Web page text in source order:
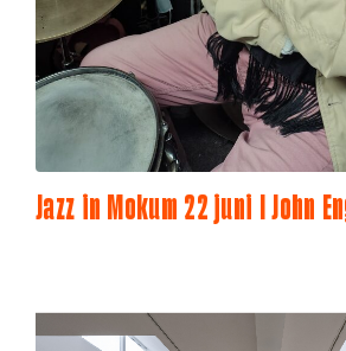
Jazz in Mokum 22 juni I John